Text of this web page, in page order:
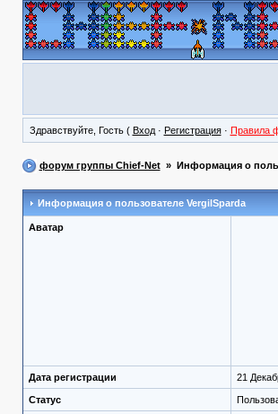
Здравствуйте, Гость ( Вход· Регистрация· Правила
форум группы Chief-Net» Информация о
Информация о пользователе VergilSparda
Аватар
Дата регистрации 21
Статус